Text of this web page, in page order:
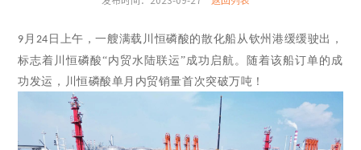
9 月 24 日上午，一艘满载川恒磷酸的散化船从钦州港缓缓驶出，
标志着川恒磷酸“内贸水陆联运”成功启航。随着该船订单的成
功发运，川恒磷酸单月内贸销量首次突破万吨！